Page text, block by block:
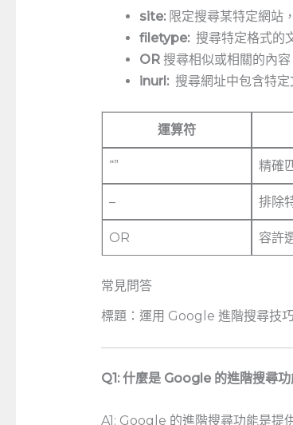
site:限定搜尋某特定網站
filetype: 搜尋特定格式的
OR搜尋相似或相關的內容
inurl: 搜尋網址中包含特定
運算符
“” 精確
– 排除
OR 容許
常見問答
標題：運用 Google⁢ 進階搜尋技巧
Q1:⁣ 什麼是 Google 的進階搜尋功
A1: Google 的進階搜尋功能是提